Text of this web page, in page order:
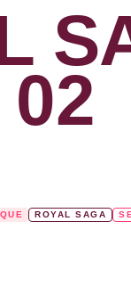
ROYAL SAGA